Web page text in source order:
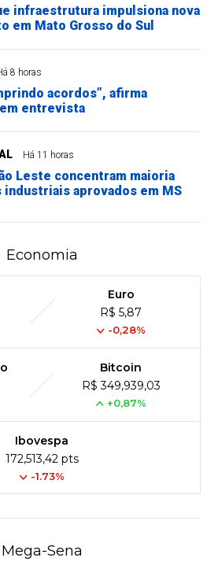
infraestrutura impulsiona nova
em Mato Grosso do Sul
8 horas
acordos”, afirma
entrevista
Há 11 horas
Leste concentram maioria
aprovados em MS
Economia
Euro
R$ 5,87
-0,28%
Bitcoin
R$ 349,939,03
+0,87%
Ibovespa
172,513,42 pts
-1.73%
Mega-Sena